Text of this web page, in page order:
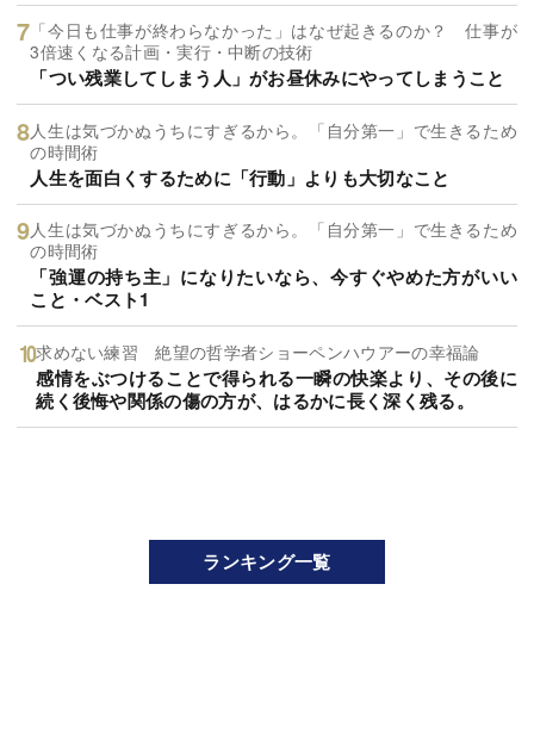
「今日も仕事が終わらなかった」はなぜ起きるのか？ 仕事が
3倍速くなる計画・実行・中断の技術
「つい残業してしまう人」がお昼休みにやってしまうこと
人生は気づかぬうちにすぎるから。「自分第一」で生きるため
の時間術
人生を面白くするために「行動」よりも大切なこと
人生は気づかぬうちにすぎるから。「自分第一」で生きるため
の時間術
「強運の持ち主」になりたいなら、今すぐやめた方がいい
こと・ベスト1
求めない練習 絶望の哲学者ショーペンハウアーの幸福論
感情をぶつけることで得られる一瞬の快楽より、その後に
続く後悔や関係の傷の方が、はるかに長く深く残る。
ランキング一覧